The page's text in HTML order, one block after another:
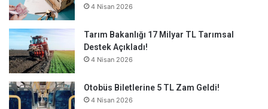
4 Nisan 2026
Tarım Bakanlığı 17 Milyar TL Tarımsal
Destek Açıkladı!
4 Nisan 2026
Otobüs Biletlerine 5 TL Zam Geldi!
4 Nisan 2026